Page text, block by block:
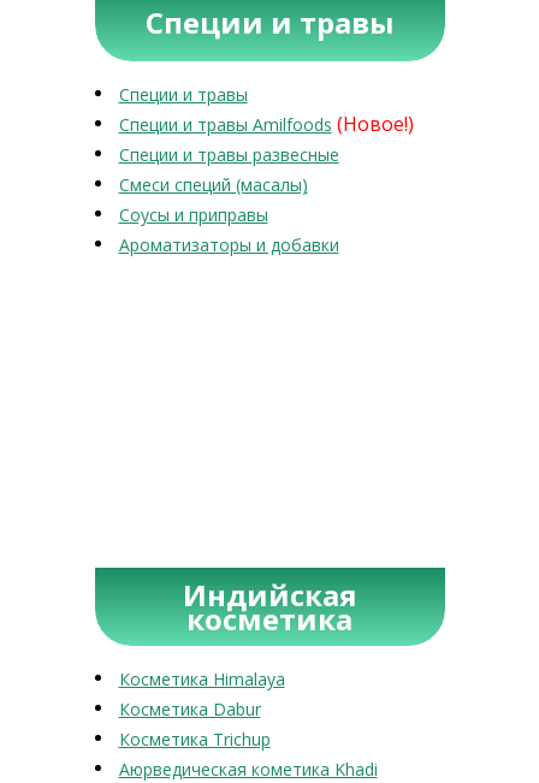
Специи и травы
Специи и травы
Специи и травы Amilfoods (Новое!)
Специи и травы развесные
Смеси специй (масалы)
Соусы и приправы
Ароматизаторы и добавки
Индийская
косметика
Косметика Himalaya
Косметика Dabur
Косметика Trichup
Аюрведическая кометика Khadi